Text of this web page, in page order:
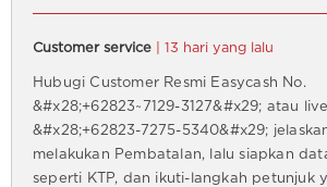
Customer service | 13 hari yang lalu
Hubugi Customer Resmi Easycash No.
&#x28;+62823~7129-3127&#x29; atau
&#x28;+62823-7275-5340&#x29;
melakukan Pembatalan, lalu siapkan
seperti KTP, dan ikuti-langkah petunjuk